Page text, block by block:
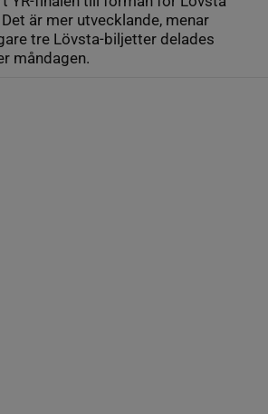
är mer utvecklande, menar
tre Lövsta-biljetter delades
måndagen.